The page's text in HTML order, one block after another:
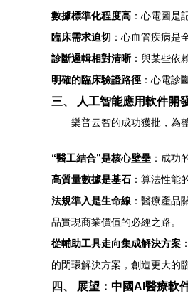
數據標準化程度高 ：心電圖是
臨床需求迫切 ：心血管疾病是
診斷邏輯相對清晰：與某些依
明確的臨床驗證路徑 ：心電診
三、 人工智能應用軟件開
樂普云智的成功獲批，為
“醫工結合”是核心壁壘 ：成功
高質量數據是基石 ：算法性能
法規準入是生命線 ：醫療產品
品實現商業價值的必經之路。
從輔助工具走向集成解決方案
的閉環解決方案，創造更大的
四、 展望：中國AI醫療軟